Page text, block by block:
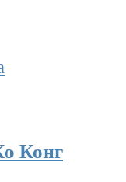
Конг